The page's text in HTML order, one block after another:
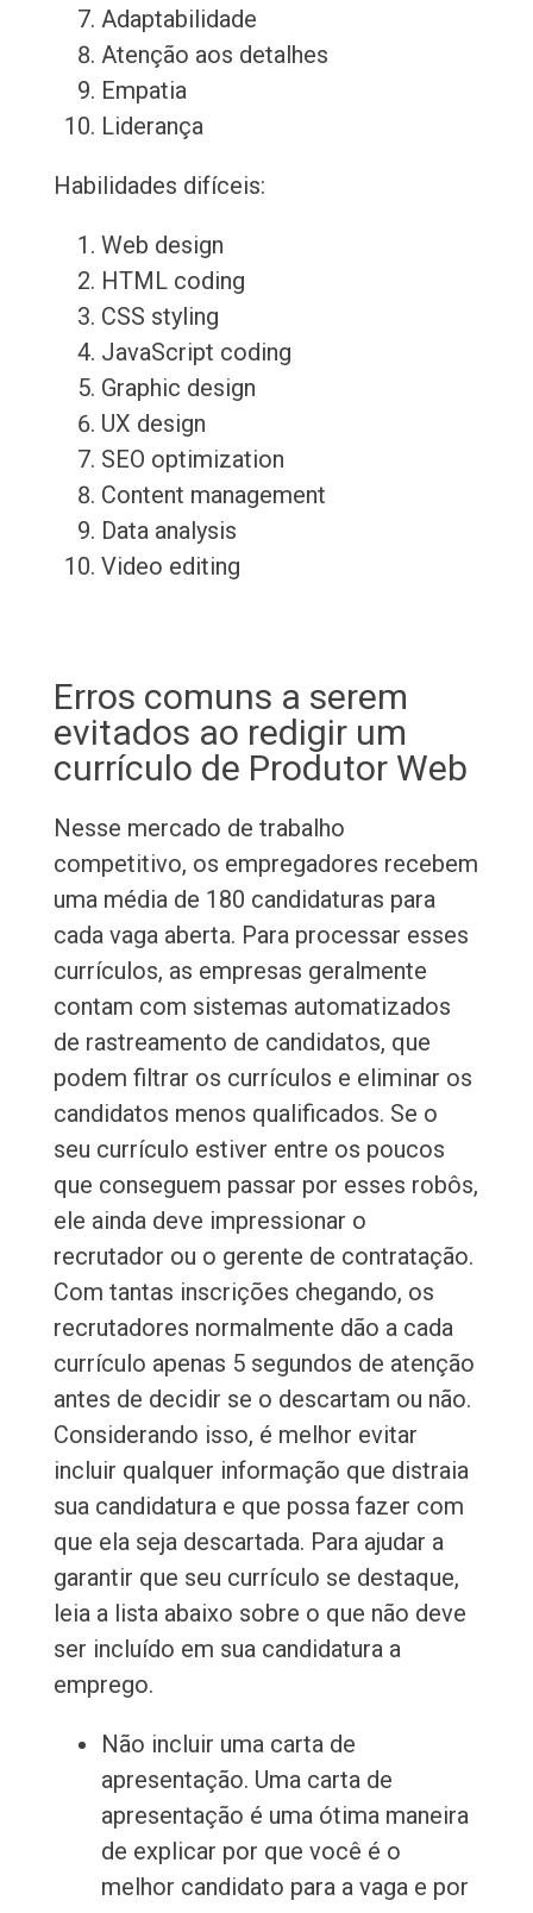
Adaptabilidade
Atenção aos detalhes
Empatia
Liderança
Habilidades difíceis:
Web design
HTML coding
CSS styling
JavaScript coding
Graphic design
UX design
SEO optimization
Content management
Data analysis
Video editing
Erros comuns a serem
evitados ao redigir um
currículo de Produtor Web
Nesse mercado de trabalho
competitivo, os empregadores recebem
uma média de 180 candidaturas para
cada vaga aberta. Para processar esses
currículos, as empresas geralmente
contam com sistemas automatizados
de rastreamento de candidatos, que
podem filtrar os currículos e eliminar os
candidatos menos qualificados. Se o
seu currículo estiver entre os poucos
que conseguem passar por esses robôs,
ele ainda deve impressionar o
recrutador ou o gerente de contratação.
Com tantas inscrições chegando, os
recrutadores normalmente dão a cada
currículo apenas 5 segundos de atenção
antes de decidir se o descartam ou não.
Considerando isso, é melhor evitar
incluir qualquer informação que distraia
sua candidatura e que possa fazer com
que ela seja descartada. Para ajudar a
garantir que seu currículo se destaque,
leia a lista abaixo sobre o que não deve
ser incluído em sua candidatura a
emprego.
Não incluir uma carta de
apresentação. Uma carta de
apresentação é uma ótima maneira
de explicar por que você é o
melhor candidato para a vaga e por